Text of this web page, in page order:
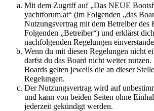
Mit dem Zugriff auf „Das NEUE
yachtforum.at“ (im Folgenden „das
Nutzungsvertrag mit dem Betreiber des
Folgenden „Betreiber“) und erklärst
nachfolgenden Regelungen
Wenn du mit diesen Regelungen nicht
darfst du das Board nicht weiter
Boards gelten jeweils die an dieser
Regelungen.
Der Nutzungsvertrag wird auf
und kann von beiden Seiten ohne
jederzeit gekündigt werden.